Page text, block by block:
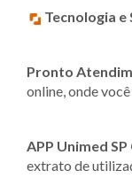
Tecnologia
Pronto
online, onde
APP Unimed
extrato de